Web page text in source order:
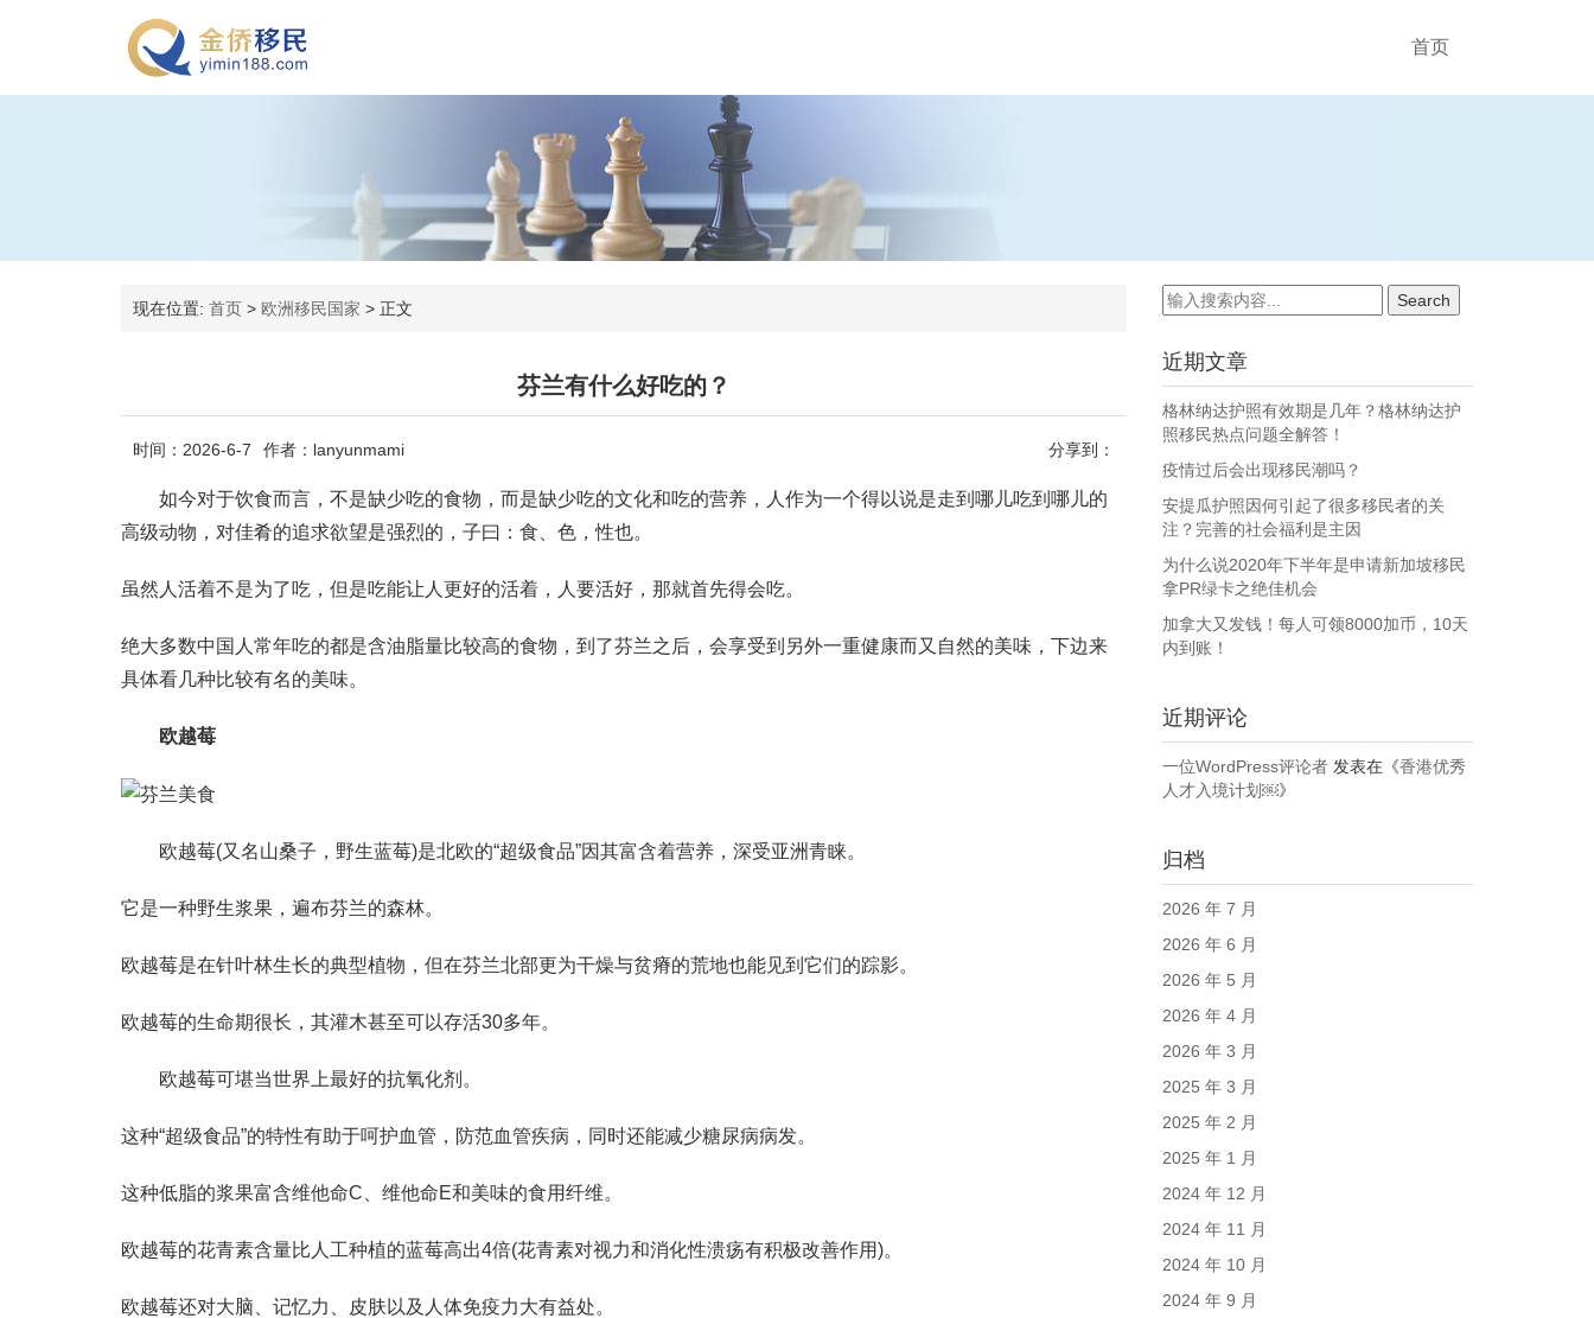
首页
现在位置: 首页 > 欧洲移民国家 > 正文
芬兰有什么好吃的？
时间：2026-6-7 作者：lanyunmami 分享到：
如今对于饮食而言，不是缺少吃的食物，而是缺少吃的文化和吃的营养，人作为一个得以说是走到哪儿吃到哪儿的
高级动物，对佳肴的追求欲望是强烈的，子曰：食、色，性也。
虽然人活着不是为了吃，但是吃能让人更好的活着，人要活好，那就首先得会吃。
绝大多数中国人常年吃的都是含油脂量比较高的食物，到了芬兰之后，会享受到另外一重健康而又自然的美味，下边来
具体看几种比较有名的美味。
欧越莓
欧越莓(又名山桑子，野生蓝莓)是北欧的“超级食品”因其富含着营养，深受亚洲青睐。
它是一种野生浆果，遍布芬兰的森林。
欧越莓是在针叶林生长的典型植物，但在芬兰北部更为干燥与贫瘠的荒地也能见到它们的踪影。
欧越莓的生命期很长，其灌木甚至可以存活30多年。
欧越莓可堪当世界上最好的抗氧化剂。
这种“超级食品”的特性有助于呵护血管，防范血管疾病，同时还能减少糖尿病病发。
这种低脂的浆果富含维他命C、维他命E和美味的食用纤维。
欧越莓的花青素含量比人工种植的蓝莓高出4倍(花青素对视力和消化性溃疡有积极改善作用)。
欧越莓还对大脑、记忆力、皮肤以及人体免疫力大有益处。
近期文章
格林纳达护照有效期是几年？格林纳达护
照移民热点问题全解答！
疫情过后会出现移民潮吗？
安提瓜护照因何引起了很多移民者的关
注？完善的社会福利是主因
为什么说2020年下半年是申请新加坡移民
拿PR绿卡之绝佳机会
加拿大又发钱！每人可领8000加币，10天
内到账！
近期评论
一位WordPress评论者发表在《香港优秀
人才入境计划￼》
归档
2026 年 7 月
2026 年 6 月
2026 年 5 月
2026 年 4 月
2026 年 3 月
2025 年 3 月
2025 年 2 月
2025 年 1 月
2024 年 12 月
2024 年 11 月
2024 年 10 月
2024 年 9 月